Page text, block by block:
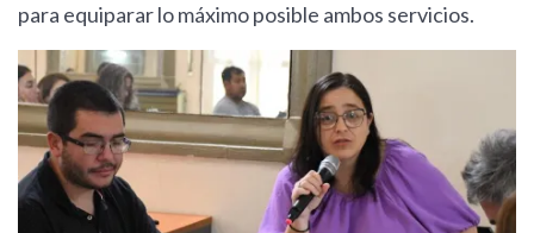
para equiparar lo máximo posible ambos servicios.